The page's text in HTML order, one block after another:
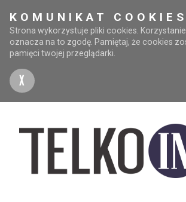
KOMUNIKAT COOKIES
Strona wykorzystuje pliki cookies.
oznacza na to zgodę. Pamiętaj, że cookies
pamięci twojej przeglądarki.
X